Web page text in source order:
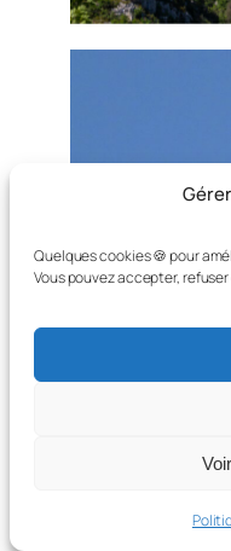
Quelques cookies 🍪 pour
Vous pouvez accepter,